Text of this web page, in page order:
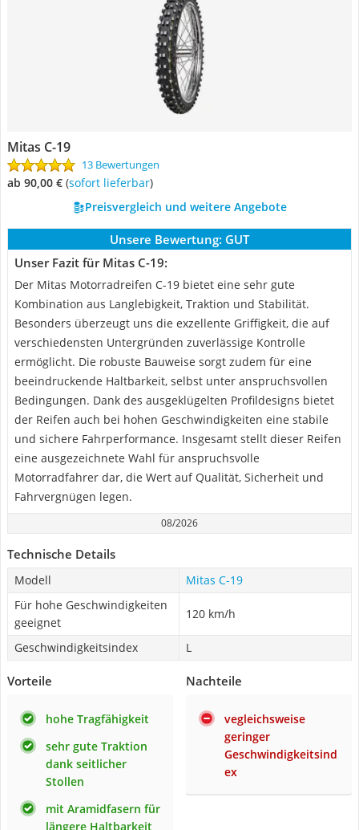
Mitas C-19
13 Bewertungen
ab 90,00 € ( Sofort lieferbar)
Preisvergleich und weitere Angebote
Unsere Bewertung: GUT
Unser Fazit für Mitas C-19:
Der Mitas Motorradreifen C-19 bietet eine sehr gute
Kombination aus Langlebigkeit, Traktion und Stabilität.
Besonders überzeugt uns die exzellente Griffigkeit, die auf
verschiedensten Untergründen zuverlässige Kontrolle
ermöglicht. Die robuste Bauweise sorgt zudem für eine
beeindruckende Haltbarkeit, selbst unter anspruchsvollen
Bedingungen. Dank des ausgeklügelten Profildesigns bietet
der Reifen auch bei hohen Geschwindigkeiten eine stabile
und sichere Fahrperformance. Insgesamt stellt dieser Reifen
eine ausgezeichnete Wahl für anspruchsvolle
Motorradfahrer dar, die Wert auf Qualität, Sicherheit und
Fahrvergnügen legen.
08/2026
Technische Details
Modell
Mitas C-19
Für hohe Geschwindigkeiten
geeignet
120 km/h
Geschwindigkeitsindex L
Vorteile
hohe Tragfähigkeit
sehr gute Traktion
dank seitlicher
Stollen
mit Aramidfasern für
längere Haltbarkeit
Nachteile
vegleichsweise
geringer
Geschwindigkeitsind
ex